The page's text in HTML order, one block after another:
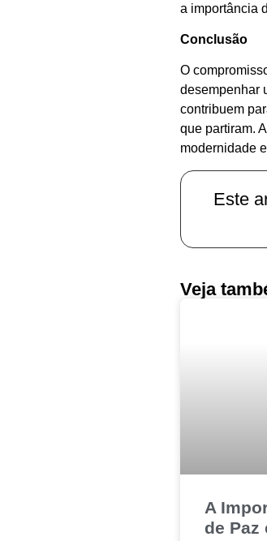
a importância
Conclusão
O
desempenhar
contribuem
que partiram.
modernidade
Este
Veja
A
de Paz